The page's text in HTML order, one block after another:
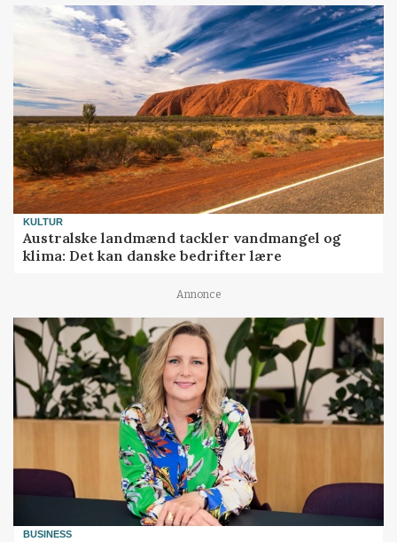
KULTUR
Australske landmænd tackler vandmangel og
klima: Det kan danske bedrifter lære
Annonce
BUSINESS